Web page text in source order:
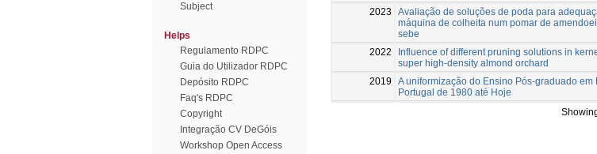
Subject
Helps
Regulamento RDPC
Guia do Utilizador RDPC
Depósito RDPC
Faq's RDPC
Copyright
Integração CV DeGóis
Workshop Open Access
2023
Avaliação de soluções de poda para
máquina de colheita num pomar de
sebe
2022
Influence of different pruning solutions in
super high-density almond orchard
2019
A uniformização do Ensino Pós-graduado em
Portugal de 1980 até Hoje